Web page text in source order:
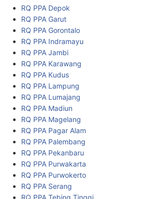
RQ PPA Depok
RQ PPA Garut
RQ PPA Gorontalo
RQ PPA Indramayu
RQ PPA Jambi
RQ PPA Karawang
RQ PPA Kudus
RQ PPA Lampung
RQ PPA Lumajang
RQ PPA Madiun
RQ PPA Magelang
RQ PPA Pagar Alam
RQ PPA Palembang
RQ PPA Pekanbaru
RQ PPA Purwakarta
RQ PPA Purwokerto
RQ PPA Serang
RQ PPA Tebing Tinggi